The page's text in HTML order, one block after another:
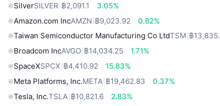
SilverSILVER ฿2,091.1
3.05%
Amazon.com IncAMZN ฿9,023.92
0.82%
Taiwan Semiconductor Manufacturing Co LtdTSM ฿
Broadcom IncAVGO ฿14,034.25
1.71%
SpaceXSPCX ฿4,410.92
15.83%
Meta Platforms, Inc.META ฿19,462.83
0.37%
Tesla, Inc.TSLA ฿10,821.6
2.83%